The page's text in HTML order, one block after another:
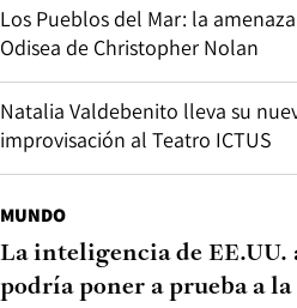
Los Pueblos del Mar: la
Odisea de Christopher Nolan
Natalia Valdebenito lleva su
improvisación al Teatro ICTUS
MUNDO
La inteligencia de
podría poner a prueba a